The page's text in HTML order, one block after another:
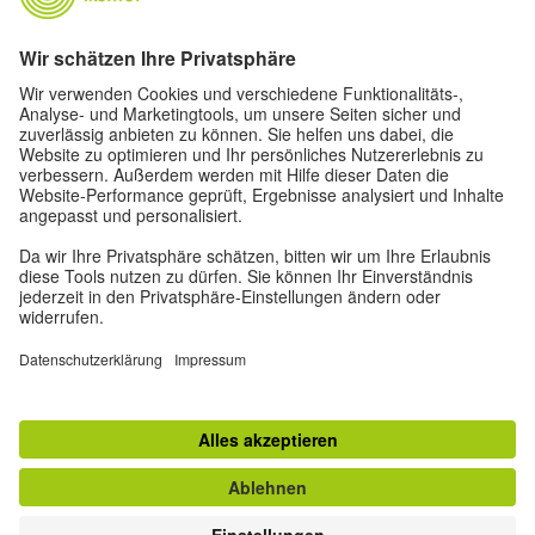
Impressum
Datenschutz
Nutzungsbedingungen
Privatsphäre-Einstellungen
Barrierefreiheit
Goethe.de
© 2026 Goethe-Institut